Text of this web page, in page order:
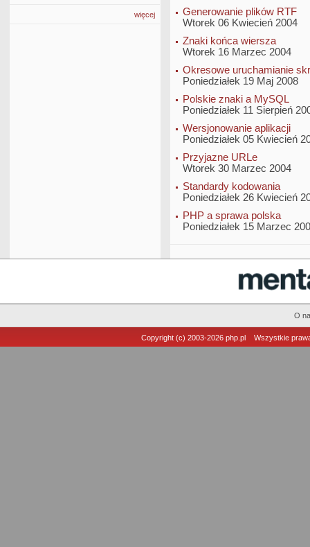
więcej
Generowanie plików RTF
Wtorek 06 Kwiecień 2004
Znaki końca wiersza
Wtorek 16 Marzec 2004
Okresowe uruchamianie
Poniedziałek 19 Maj 2008
Polskie znaki a MySQL
Poniedziałek 11 Sierpień
Wersjonowanie aplikacji
Poniedziałek 05 Kwiecień
Przyjazne URLe
Wtorek 30 Marzec 2004
Standardy kodowania
Poniedziałek 26 Kwiecień
PHP a sprawa polska
Poniedziałek 15 Marzec
O
Copyright (c) 2003-2026 php.plWszystkie